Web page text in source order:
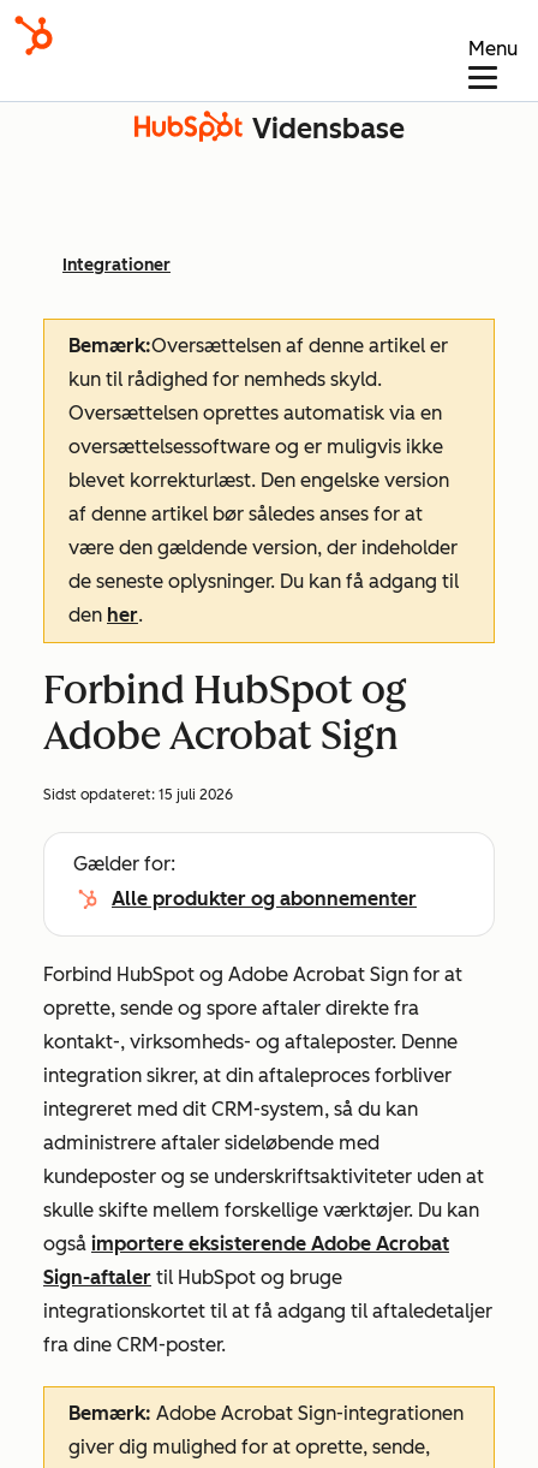
Menu
Vidensbase
Integrationer
Bemærk:Oversættelsen af denne artikel er
kun til rådighed for nemheds skyld.
Oversættelsen oprettes automatisk via en
oversættelsessoftware og er muligvis ikke
blevet korrekturlæst. Den engelske version
af denne artikel bør således anses for at
være den gældende version, der indeholder
de seneste oplysninger. Du kan få adgang til
den her.
Forbind HubSpot og
Adobe Acrobat Sign
Sidst opdateret: 15 juli 2026
Gælder for:
Alle produkter og abonnementer
Forbind HubSpot og Adobe Acrobat Sign for at
oprette, sende og spore aftaler direkte fra
kontakt-, virksomheds- og aftaleposter. Denne
integration sikrer, at din aftaleproces forbliver
integreret med dit CRM-system, så du kan
administrere aftaler sideløbende med
kundeposter og se underskriftsaktiviteter uden at
skulle skifte mellem forskellige værktøjer. Du kan
også importere eksisterende Adobe Acrobat
Sign-aftaler til HubSpot og bruge
integrationskortet til at få adgang til aftaledetaljer
fra dine CRM-poster.
Bemærk: Adobe Acrobat Sign-integrationen
giver dig mulighed for at oprette, sende,